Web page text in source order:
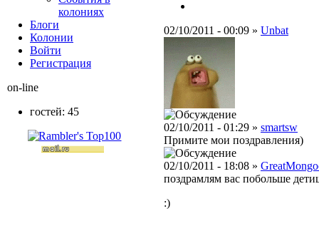
02/10/2011 - 00:09 » Unbat
02/10/2011 - 01:29 » smartsw
Примите мои поздравления)
02/10/2011 - 18:08 »
поздрамлям вас побольше
:)
колониях
Блоги
Колонии
Войти
Peгиcтpaция
on-line
гостей: 45